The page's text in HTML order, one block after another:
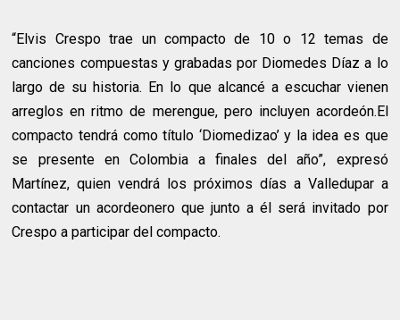
“Elvis Crespo trae un compacto de 10 o 12 temas de
canciones compuestas y grabadas por Diomedes Díaz a lo
largo de su historia. En lo que alcancé a escuchar vienen
arreglos en ritmo de merengue, pero incluyen acordeón.El
compacto tendrá como título ‘Diomedizao’ y la idea es que
se presente en Colombia a finales del año”, expresó
Martínez, quien vendrá los próximos días a Valledupar a
contactar un acordeonero que junto a él será invitado por
Crespo a participar del compacto.